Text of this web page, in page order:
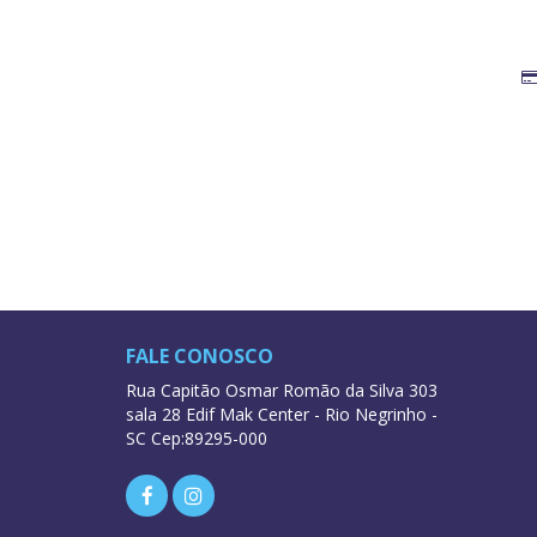
FALE CONOSCO
Rua Capitão Osmar Romão da Silva 303
sala 28 Edif Mak Center - Rio Negrinho -
SC Cep:89295-000